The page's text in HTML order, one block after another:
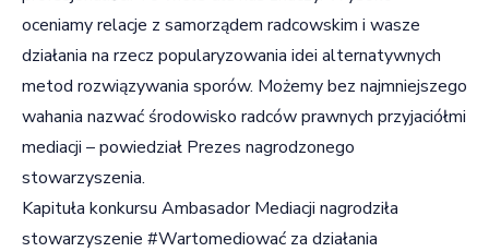
oceniamy relacje z samorządem radcowskim i wasze
działania na rzecz popularyzowania idei alternatywnych
metod rozwiązywania sporów. Możemy bez najmniejszego
wahania nazwać środowisko radców prawnych przyjaciółmi
mediacji – powiedział Prezes nagrodzonego
stowarzyszenia.
Kapituła konkursu Ambasador Mediacji nagrodziła
stowarzyszenie #Wartomediować za działania